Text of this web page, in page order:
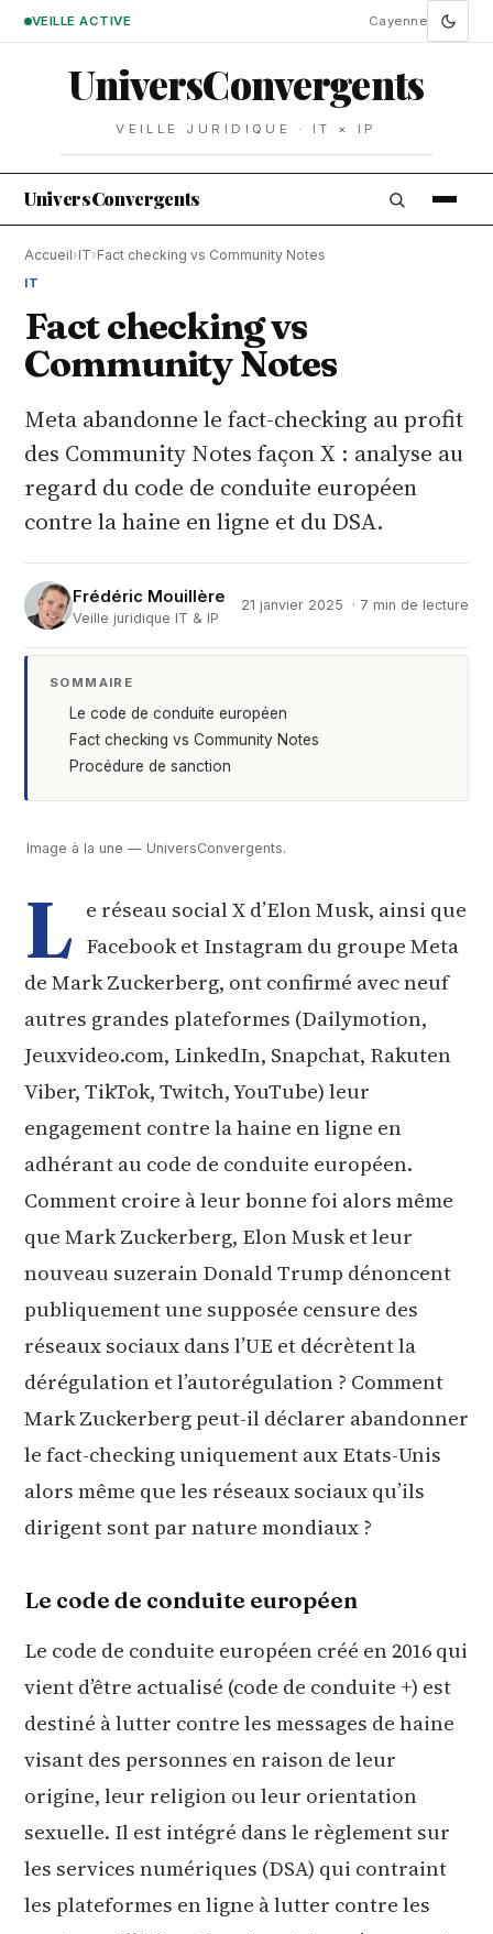
VEILLE ACTIVE Cayenne
UniversConvergents
VEILLE JURIDIQUE · IT × IP
UniversConvergents
Accueil›IT›Fact checking vs Community Notes
IT
Fact checking vs
Community Notes
Meta abandonne le fact-checking au profit
des Community Notes façon X : analyse au
regard du code de conduite européen
contre la haine en ligne et du DSA.
Frédéric Mouillère
Veille juridique IT & IP
21 janvier 2025 · 7 min de lecture
SOMMAIRE
Le code de conduite européen
Fact checking vs Community Notes
Procédure de sanction
Image à la une — UniversConvergents.
L e réseau social X d’Elon Musk, ainsi que
Facebook et Instagram du groupe Meta
de Mark Zuckerberg, ont confirmé avec neuf
autres grandes plateformes (Dailymotion,
Jeuxvideo.com, LinkedIn, Snapchat, Rakuten
Viber, TikTok, Twitch, YouTube) leur
engagement contre la haine en ligne en
adhérant au code de conduite européen.
Comment croire à leur bonne foi alors même
que Mark Zuckerberg, Elon Musk et leur
nouveau suzerain Donald Trump dénoncent
publiquement une supposée censure des
réseaux sociaux dans l’UE et décrètent la
dérégulation et l’autorégulation ? Comment
Mark Zuckerberg peut-il déclarer abandonner
le fact-checking uniquement aux Etats-Unis
alors même que les réseaux sociaux qu’ils
dirigent sont par nature mondiaux ?
Le code de conduite européen
Le code de conduite européen créé en 2016 qui
vient d’être actualisé (code de conduite +) est
destiné à lutter contre les messages de haine
visant des personnes en raison de leur
origine, leur religion ou leur orientation
sexuelle. Il est intégré dans le règlement sur
les services numériques (DSA) qui contraint
les plateformes en ligne à lutter contre les